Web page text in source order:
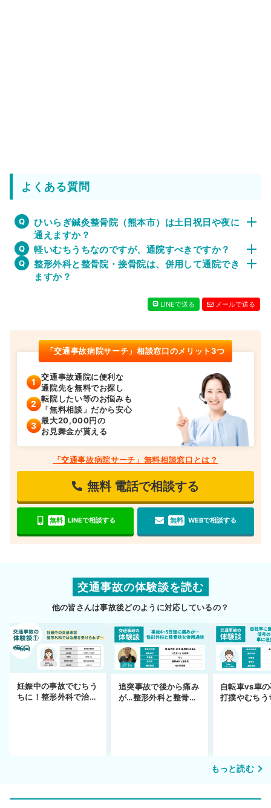
よくある質問
ひいらぎ鍼灸整骨院（熊本市）は土日祝日や夜に
通えますか？
軽いむちうちなのですが、通院すべきですか？
整形外科と整骨院・接骨院は、併用して通院でき
ますか？
LINEで送る メールで送る
「交通事故病院サーチ」相談窓口のメリット3つ
交通事故通院に便利な
通院先を無料でお探し
転院したい等のお悩みも
「無料相談」だから安心
最大20,000円の
お見舞金が貰える
「交通事故病院サーチ」無料相談窓口とは？
無料 電話で相談する
無料 LINEで相談する 無料 WEBで相談する
交通事故の体験談を読む
他の皆さんは事故後どのように対応しているの？
妊娠中の事故でむちう
ちに！整形外科で治療
追突事故で後から痛み
が…整形外科と整骨院
自転車vs車
打撲やむちう
もっと読む